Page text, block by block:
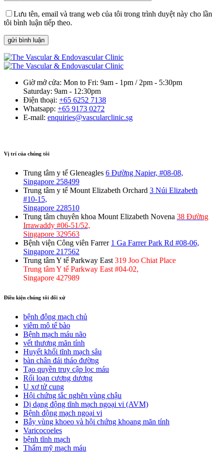
Lưu tên, email và trang web của tôi trong trình duyệt này cho lần
tôi bình luận tiếp theo.
gửi bình luận
Giờ mở cửa: Mon to Fri: 9am - 1pm / 2pm - 5:30pm
Saturday: 9am - 12:30pm
Điện thoại: +65 6252 7138
Whatsapp: +65 9173 0272
E-mail: enquiries@vascularclinic.sg
Vị trí của chúng tôi
Trung tâm y tế Gleneagles 6 Đường Napier, #08-08,
Singapore 258499
Trung tâm y tế Mount Elizabeth Orchard 3 Núi Elizabeth
#10-15,
Singapore 228510
Trung tâm chuyên khoa Mount Elizabeth Novena 38 Đường
Irrawaddy #06-51/52,
Singapore 329563
Bệnh viện Công viên Farrer 1 Ga Farrer Park Rd #08-06,
Singapore 217562
Trung tâm Y tế Parkway East 319 Joo Chiat Place
Trung tâm Y tế Parkway East #04-02,
Singapore 427989
Điều kiện chúng tôi đối xử
bệnh động mạch chủ
viêm mô tế bào
Bệnh mạch máu não
vết thương mãn tính
Huyết khối tĩnh mạch sâu
bàn chân đái tháo đường
Tạo quyền truy cập lọc máu
Rối loạn cương dương
U xơ tử cung
Hội chứng tắc nghẽn vùng chậu
Dị dạng động tĩnh mạch ngoại vi (AVM)
Bệnh động mạch ngoại vi
Bẫy vùng khoeo và hội chứng khoang mãn tính
Varicocoeles
bệnh tĩnh mạch
Thẩm mỹ mạch máu